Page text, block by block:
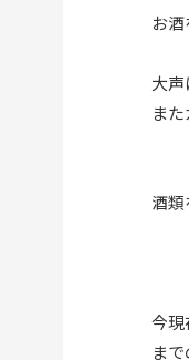
お
大声
ま
酒類
今現
ま